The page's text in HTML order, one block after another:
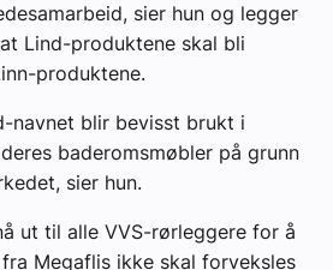
sier hun og legger
Lind-produktene skal bli
produktene.
navnet blir bevisst brukt i
baderomsmøbler på grunn
sier hun.
ut til alle VVS-rørleggere for å
Megaflis ikke skal forveksles